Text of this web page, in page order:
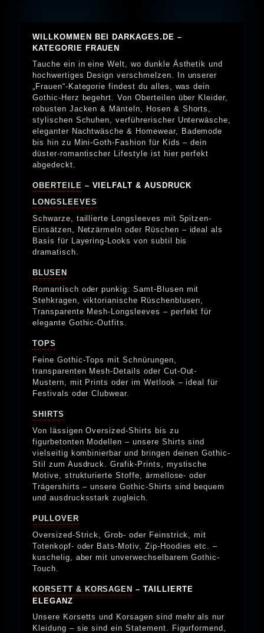
WILLKOMMEN BEI DARKAGES.DE –
KATEGORIE FRAUEN
Tauche ein in eine Welt, wo dunkle Ästhetik und
hochwertiges Design verschmelzen. In unserer
„Frauen“-Kategorie findest du alles, was dein
Gothic-Herz begehrt. Von Oberteilen über Kleider,
robusten Jacken & Mänteln, Hosen & Shorts,
stylischen Schuhen, verführerischer Unterwäsche,
eleganter Nachtwäsche & Homewear, Bademode
bis hin zu Mini-Goth-Fashion für Kids – dein
düster-romantischer Lifestyle ist hier perfekt
abgedeckt.
OBERTEILE – VIELFALT & AUSDRUCK
LONGSLEEVES
Schwarze, taillierte Longsleeves mit Spitzen-
Einsätzen, Netzärmeln oder Rüschen – ideal als
Basis für Layering-Looks von subtil bis
dramatisch.
BLUSEN
Romantisch oder punkig: Samt-Blusen mit
Stehkragen, viktorianische Rüschenblusen,
Transparente Mesh-Longsleeves – perfekt für
elegante Gothic-Outfits.
TOPS
Feine Gothic-Tops mit Schnürungen,
transparenten Mesh-Details oder Cut-Out-
Mustern, mit Prints oder im Wetlook – ideal für
Festivals oder Clubwear.
SHIRTS
Von lässigen Oversized-Shirts bis zu
figurbetonten Modellen – unsere Shirts sind
vielseitig kombinierbar und bringen deinen Gothic-
Stil zum Ausdruck. Grafik-Prints, mystische
Motive, strukturierte Stoffe, ärmellose- oder
Trägershirts – unsere Gothic-Shirts sind bequem
und ausdrucksstark zugleich.
PULLOVER
Oversized-Strick, Grob- oder Feinstrick, mit
Totenkopf- oder Bats-Motiv, Zip-Hoodies etc. –
kuschelig, aber mit unverwechselbarem Gothic-
Touch.
KORSETT & KORSAGEN – TAILLIERTE
ELEGANZ
Unsere Korsetts und Korsagen sind mehr als nur
Kleidung – sie sind ein Statement. Figurformend,